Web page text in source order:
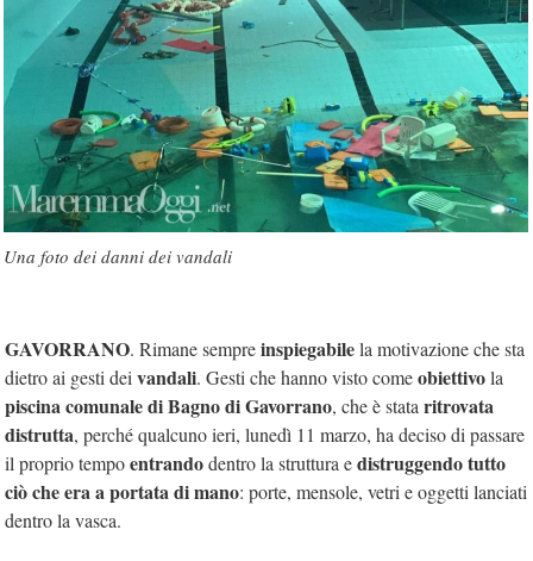
Una foto dei danni dei vandali
GAVORRANO. Rimane sempreinspiegabilela motivazione che sta
dietro ai gesti dei vandali. Gesti che hanno visto comeobiettivola
piscina comunale di Bagno di Gavorrano, che è stata ritrovata
distrutta, perché qualcuno ieri, lunedì 11 marzo, ha deciso di passare
il proprio tempoentrandodentro la struttura edistruggendo tutto
ciò che era a portata di mano: porte, mensole, vetri e oggetti lanciati
dentro la vasca.